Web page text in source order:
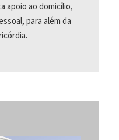
apoio ao domicílio,
para além da